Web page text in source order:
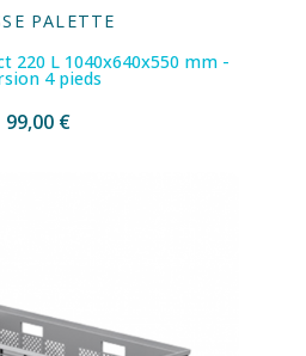
PALETTE
220 L 1040x640x550 mm -
4 pieds
99,00 €